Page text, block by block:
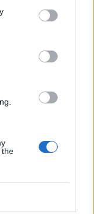
the
σκληρύνει τη
ώρες μετά τα
Δευτέρα ο
“δεν μπορώ να
“με
όταν
για